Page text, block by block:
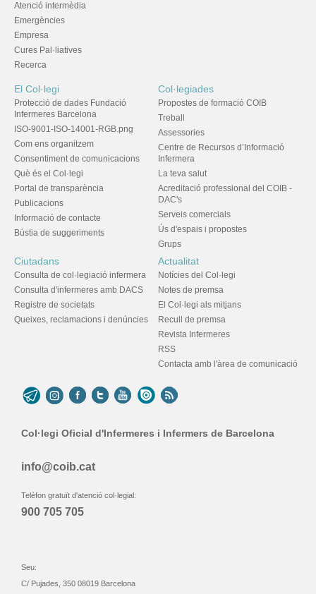
Atenció intermèdia
Emergències
Empresa
Cures Pal·liatives
Recerca
El Col·legi
Protecció de dades Fundació
Infermeres Barcelona
ISO-9001-ISO-14001-RGB.png
Com ens organitzem
Consentiment de comunicacions
Què és el Col·legi
Portal de transparència
Publicacions
Informació de contacte
Bústia de suggeriments
Col·legiades
Propostes de formació COIB
Treball
Assessories
Centre de Recursos d’Informació
Infermera
La teva salut
Acreditació professional del COIB -
DAC's
Serveis comercials
Ús d'espais i propostes
Grups
Ciutadans
Consulta de col·legiació infermera
Consulta d'infermeres amb DACS
Registre de societats
Queixes, reclamacions i denúncies
Actualitat
Notícies del Col·legi
Notes de premsa
El Col·legi als mitjans
Recull de premsa
Revista Infermeres
RSS
Contacta amb l'àrea de comunicació
Col·legi Oficial d'Infermeres i Infermers de Barcelona
info@coib.cat
Telèfon gratuït d'atenció col·legial:
900 705 705
Seu:
C/ Pujades, 350 08019 Barcelona